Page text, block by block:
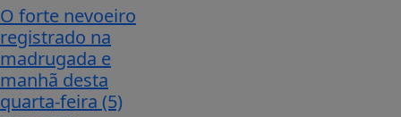
O forte nevoeiro
registrado na
madrugada e
manhã desta
quarta-feira (5)